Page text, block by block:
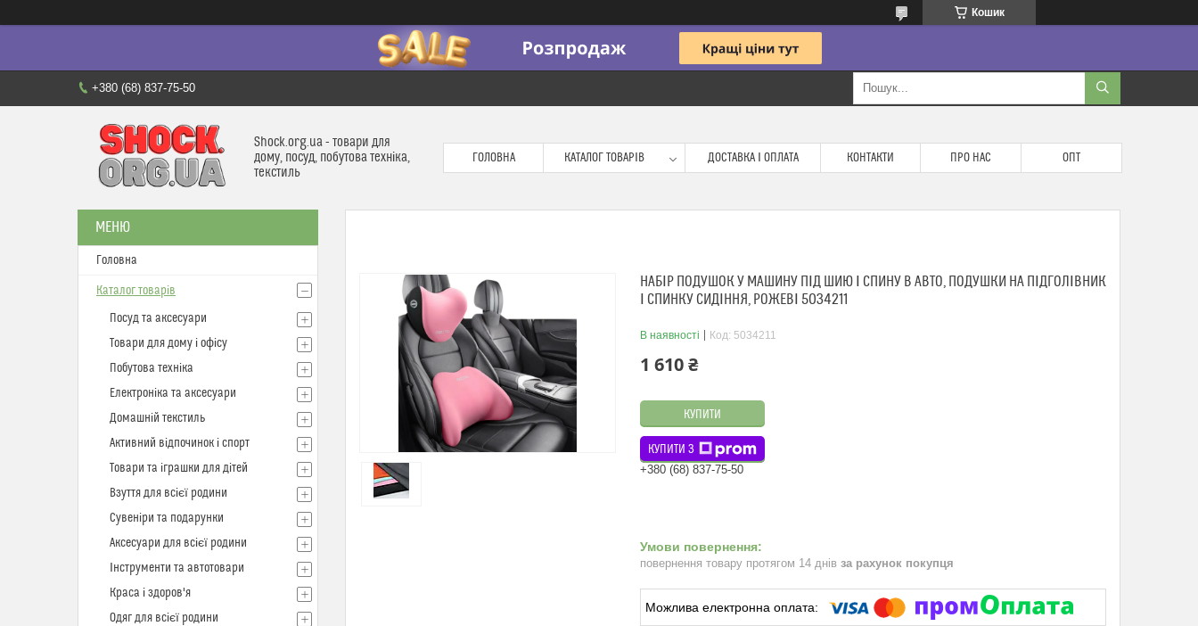
Кошик
+380 (68) 837-75-50
Shock.org.ua - товари для
дому, посуд, побутова техніка,
текстиль
ГОЛОВНА КАТАЛОГ ТОВАРІВ ДОСТАВКА І ОПЛАТА КОНТАКТИ ПРО НАС ОПТ
НАБІР ПОДУШОК У МАШИНУ ПІД ШИЮ І СПИНУ В АВТО, ПОДУШКИ НА ПІДГОЛІВНИК
І СПИНКУ СИДІННЯ, РОЖЕВІ 5034211
В наявності Код: 5034211
1 610 ₴
КУПИТИ
КУПИТИ З
+380 (68) 837-75-50
повернення товару протягом 14 днів за рахунок покупця
Головна
Каталог товарів
Посуд та аксесуари
Товари для дому і офісу
Побутова техніка
Електроніка та аксесуари
Домашній текстиль
Активний відпочинок і спорт
Товари та іграшки для дітей
Взуття для всієї родини
Сувеніри та подарунки
Аксесуари для всієї родини
Інструменти та автотовари
Краса і здоров'я
Одяг для всієї родини